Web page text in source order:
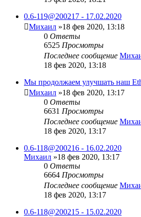
0.6-119@200217 - 17.02.2020
Михаил »18 фев 2020, 13:18
0 Ответы
6525 Просмотры
Последнее сообщение
18 фев 2020, 13:18
Мы продолжаем улучшать наш
Михаил »18 фев 2020, 13:17
0 Ответы
6631 Просмотры
Последнее сообщение
18 фев 2020, 13:17
0.6-118@200216 - 16.02.2020
Михаил »18 фев 2020, 13:17
0 Ответы
6664 Просмотры
Последнее сообщение
18 фев 2020, 13:17
0.6-118@200215 - 15.02.2020